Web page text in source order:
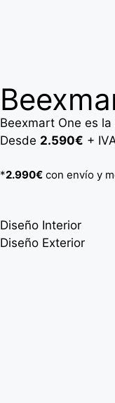
Beexmart One es
Desde 2.590€ +
*2.990€ con envío y
Diseño Interior
Diseño Exterior